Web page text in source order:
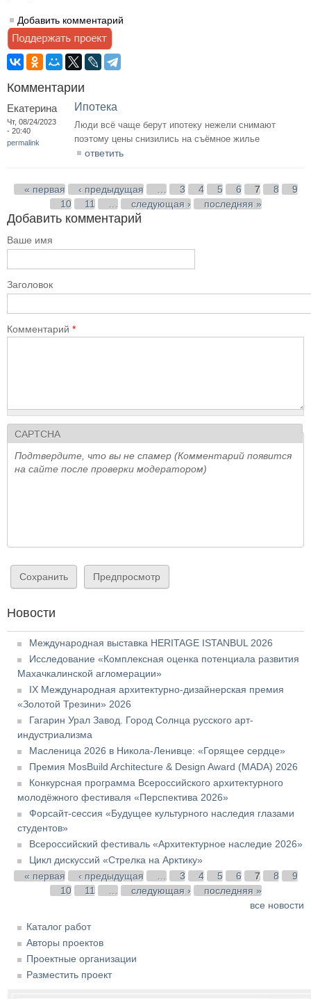
Добавить комментарий
Комментарии
Екатерина
Чт, 08/24/2023
- 20:40
permalink
Ипотека
Люди всё чаще берут ипотеку нежели снимают
поэтому цены снизились на съёмное жилье
ответить
Страницы
« первая ‹ предыдущая 3 4 5 6 7 8
9
10
11 следующая › последняя »
Добавить комментарий
Ваше имя
Заголовок
Комментарий *
CAPTCHA
Подтвердите, что вы не спамер (Комментарий появится
на сайте после проверки модератором)
Новости
Международная выставка HERITAGE ISTANBUL 2026
Исследование «Комплексная оценка потенциала развития
Махачкалинской агломерации»
IX Международная архитектурно-дизайнерская премия
«Золотой Трезини» 2026
Гагарин Урал Завод. Город Солнца русского арт-
индустриализма
Масленица 2026 в Никола-Ленивце: «Горящее сердце»
Премия MosBuild Architecture & Design Award (MADA) 2026
Конкурсная программа Всероссийского архитектурного
молодёжного фестиваля «Перспектива 2026»
Форсайт-сессия «Будущее культурного наследия глазами
студентов»
Всероссийский фестиваль «Архитектурное наследие 2026»
Цикл дискуссий «Стрелка на Арктику»
Страницы
« первая ‹ предыдущая 3 4 5 6 7 8
9
10
11 следующая ›
последняя »
все новости
Каталог работ
Авторы проектов
Проектные организации
Разместить проект